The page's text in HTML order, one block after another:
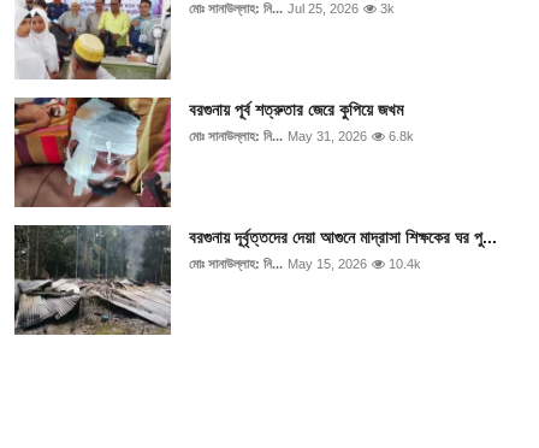
মোঃ সানাউল্লাহ: নি... Jul 25, 2026 3k
বরগুনায় পূর্ব শত্রুতার জেরে কুপিয়ে জখম
মোঃ সানাউল্লাহ: নি... May 31, 2026 6.8k
বরগুনায় দূর্বৃত্তদের দেয়া আগুনে মাদ্রাসা শিক্ষকের ঘর পু...
মোঃ সানাউল্লাহ: নি... May 15, 2026 10.4k